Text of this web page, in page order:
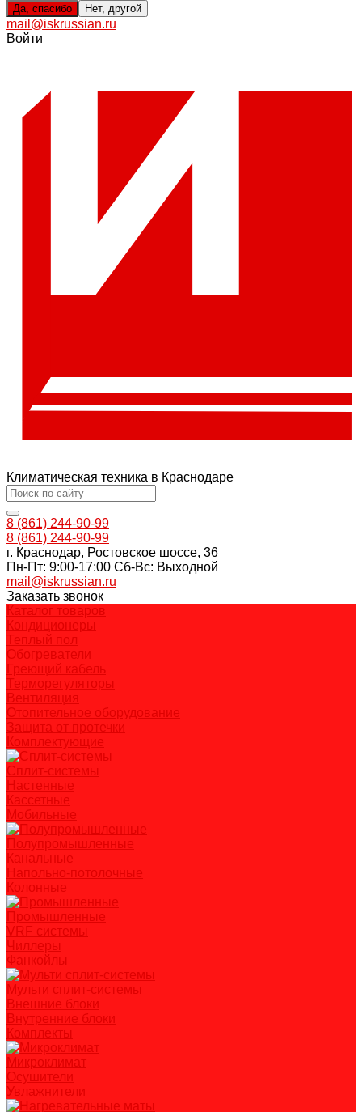
Да, спасибо Нет, другой
mail@iskrussian.ru
Войти
Климатическая техника в Краснодаре
8 (861) 244-90-99
8 (861) 244-90-99
г. Краснодар, Ростовское шоссе, 36
Пн-Пт: 9:00-17:00 Cб-Вс: Выходной
mail@iskrussian.ru
Заказать звонок
Каталог товаров
Кондиционеры
Теплый пол
Обогреватели
Греющий кабель
Терморегуляторы
Вентиляция
Отопительное оборудование
Защита от протечки
Комплектующие
Сплит-системы
Настенные
Кассетные
Мобильные
Полупромышленные
Канальные
Напольно-потолочные
Колонные
Промышленные
VRF системы
Чиллеры
Фанкойлы
Мульти сплит-системы
Внешние блоки
Внутренние блоки
Комплекты
Микроклимат
Осушители
Увлажнители